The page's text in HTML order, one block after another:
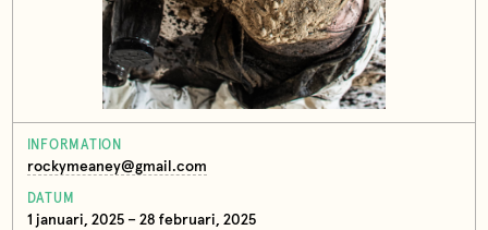
INFORMATION
rockymeaney@gmail.com
DATUM
1 januari, 2025 – 28 februari, 2025